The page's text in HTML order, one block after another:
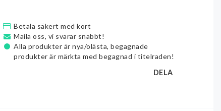
Betala säkert med kort
Maila oss, vi svarar snabbt!
Alla produkter är nya/olästa, begagnade
produkter är märkta med begagnad i titelraden!
DELA